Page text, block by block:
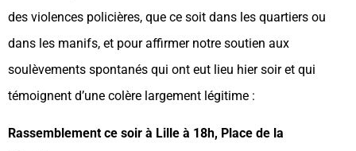
des violences policières, que ce soit dans les quartiers ou
dans les manifs, et pour affirmer notre soutien aux
soulèvements spontanés qui ont eut lieu hier soir et qui
témoignent d’une colère largement légitime :
Rassemblement ce soir à Lille à 18h, Place de la